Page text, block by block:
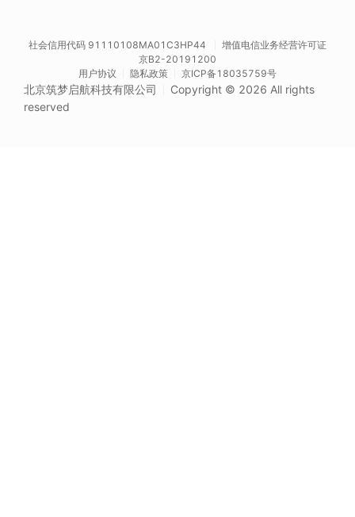
社会信用代码 91110108MA01C3HP44
增值电信业务经营许可证
京B2-20191200
用户协议
隐私政策 京ICP备18035759号
北京筑梦启航科技有限公司
Copyright © 2026 All rights
reserved